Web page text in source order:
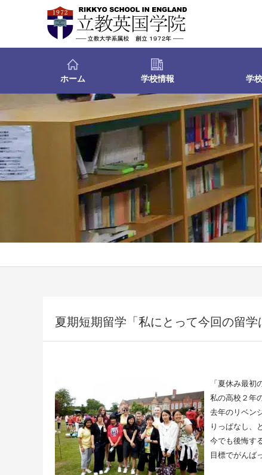
ホーム 学校情報 学
夏期短期留学「私にとって今回の留
「夏休み最初
私の高校２年
去年のリベン
りっぱなし、
今でも後悔す
目標でがんば